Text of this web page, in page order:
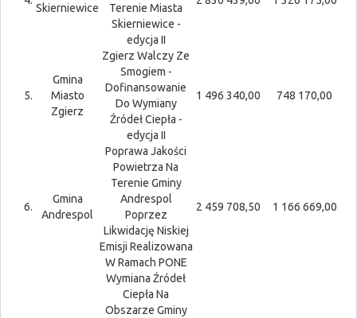
Skierniewice
Terenie Miasta
Skierniewice -
edycja II
5.
Gmina
Miasto
Zgierz
Zgierz Walczy Ze
Smogiem -
Dofinansowanie
Do Wymiany
Źródeł Ciepła -
edycja II
1 496 340,00 748 170,00
6.
Gmina
Andrespol
Poprawa Jakości
Powietrza Na
Terenie Gminy
Andrespol
Poprzez
Likwidację Niskiej
Emisji Realizowana
W Ramach PONE
2 459 708,50 1 166 669,00
Wymiana Źródeł
Ciepła Na
Obszarze Gminy